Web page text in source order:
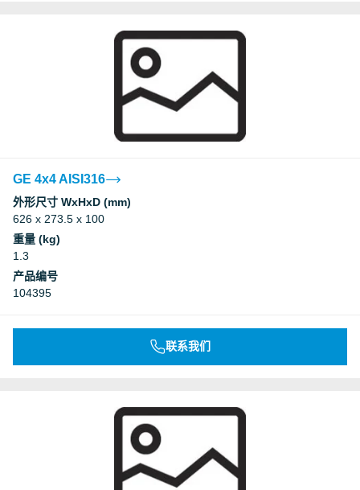
GE 4x4 AISI316
外形尺寸 WxHxD (mm)
626 x 273.5 x 100
重量 (kg)
1.3
产品编号
104395
联系我们